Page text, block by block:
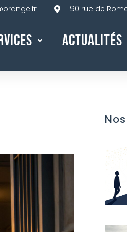
90 rue de
Actualités